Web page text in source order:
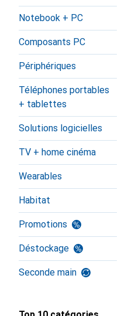
Notebook + PC
Composants PC
Périphériques
Téléphones portables
+ tablettes
Solutions logicielles
TV + home cinéma
Wearables
Habitat
Promotions
Déstockage
Seconde main